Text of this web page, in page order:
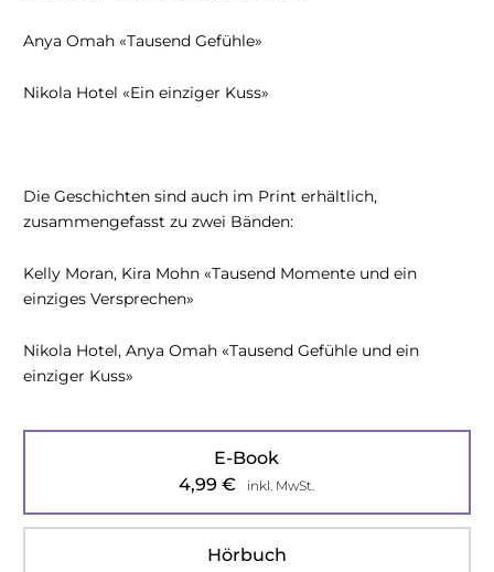
Anya Omah «Tausend Gefühle»
Nikola Hotel «Ein einziger Kuss»
Die Geschichten sind auch im Print erhältlich,
zusammengefasst zu zwei Bänden:
Kelly Moran, Kira Mohn «Tausend Momente und ein
einziges Versprechen»
Nikola Hotel, Anya Omah «Tausend Gefühle und ein
einziger Kuss»
E-Book
4,99€ inkl. MwSt.
Hörbuch